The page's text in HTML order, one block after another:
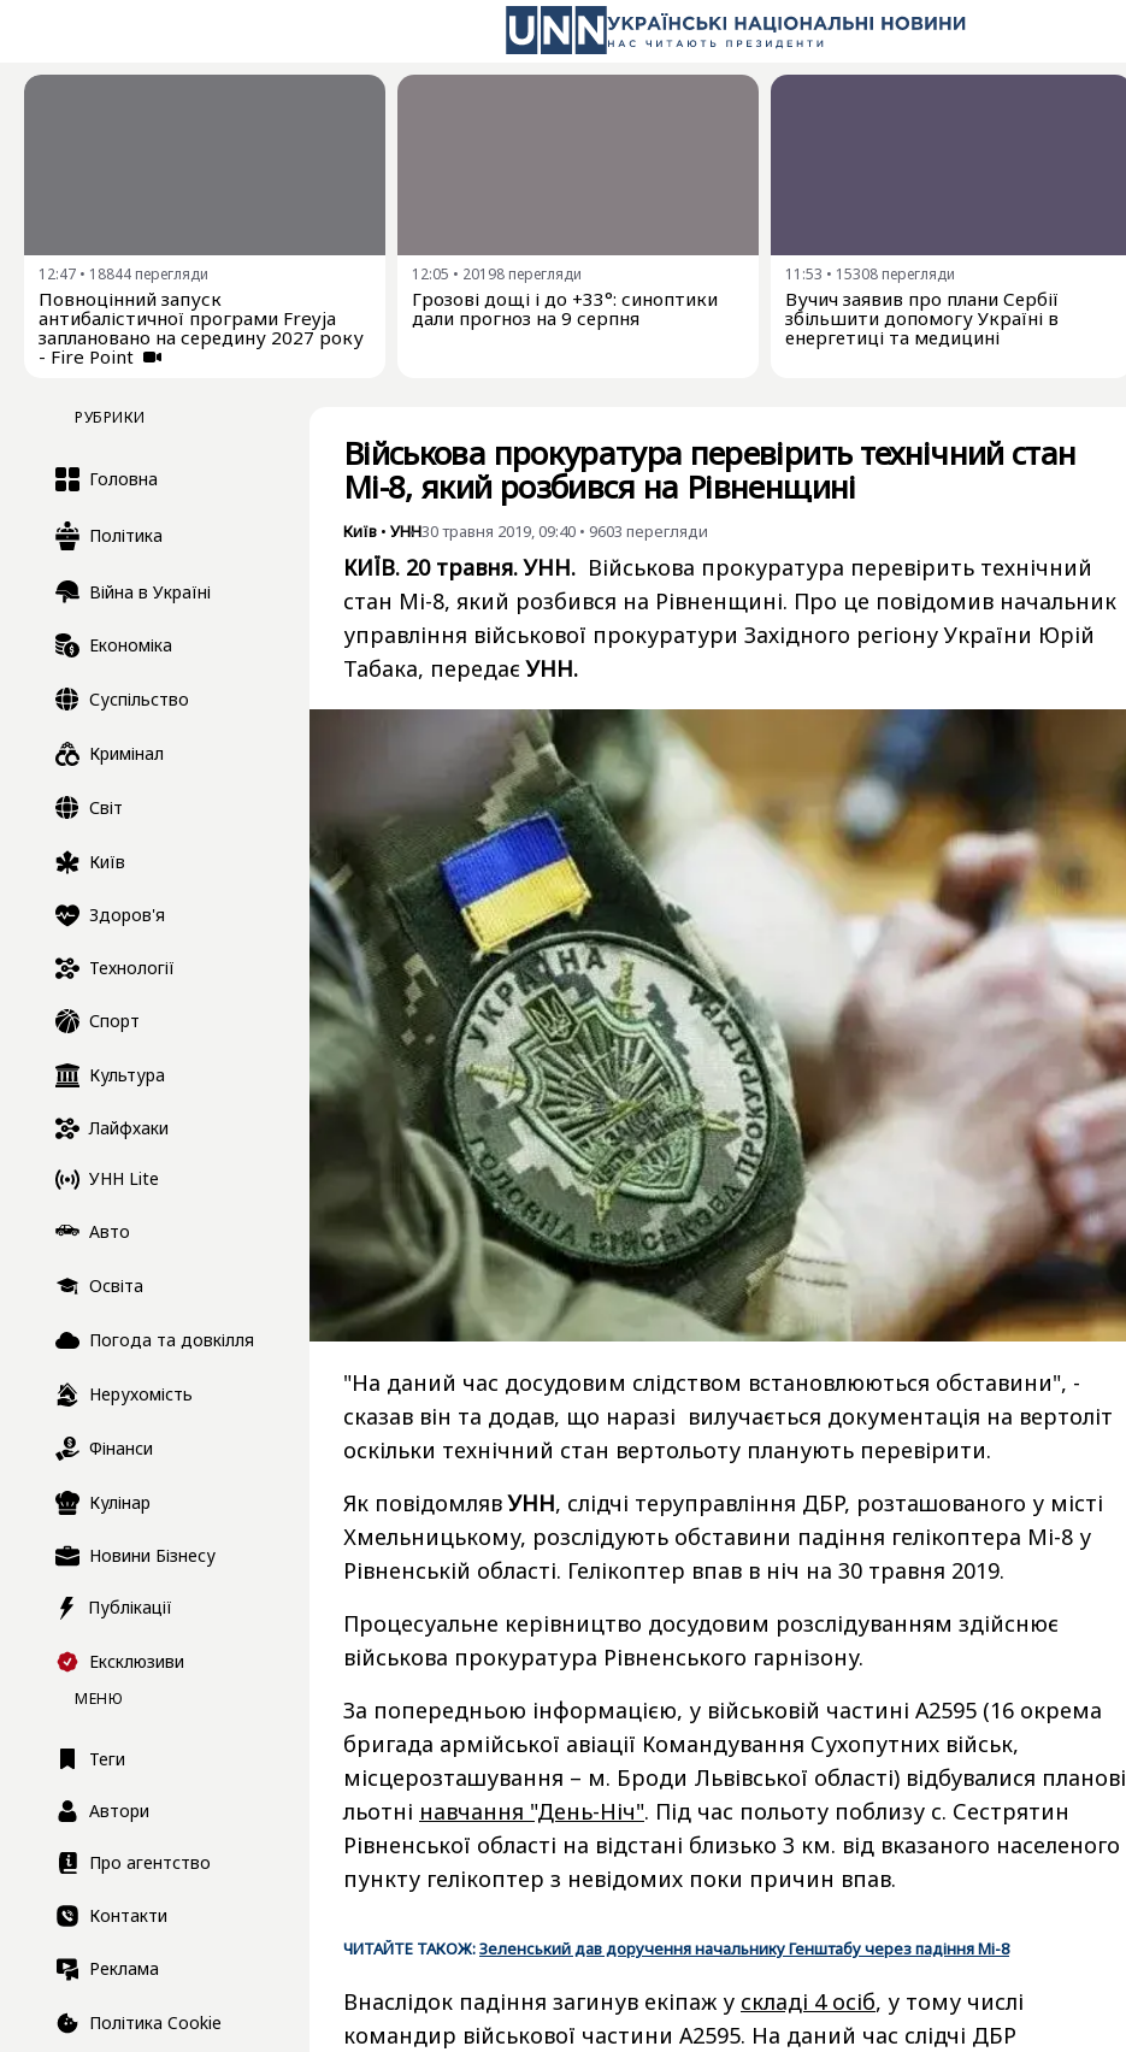
12:47 • 18844 перегляди
Повноцінний запуск
антибалістичної програми Freyja
заплановано на середину 2027 року
- Fire Point
12:05 • 20198 перегляди
Грозові дощі і до +33°: синоптики
дали прогноз на 9 серпня
11:53 • 15308 перегляди
Вучич заявив про плани Сербії
збільшити допомогу Україні в
енергетиці та медицині
РУБРИКИ
Головна
Політика
Війна в Україні
Економіка
Суспільство
Кримінал
Світ
Київ
Здоров'я
Технології
Спорт
Культура
Лайфхаки
УНН Lite
Авто
Освіта
Погода та довкілля
Нерухомість
Фінанси
Кулінар
Новини Бізнесу
Публікації
Ексклюзиви
МЕНЮ
Теги
Автори
Про агентство
Контакти
Реклама
Політика Cookie
Військова прокуратура перевірить технічний стан
Мі-8, який розбився на Рівненщині
Київ • УНН30 травня 2019, 09:40 • 9603 перегляди
КИЇВ. 20 травня. УНН. Військова прокуратура перевірить технічний
стан Мі-8, який розбився на Рівненщині. Про це повідомив начальник
управління військової прокуратури Західного регіону України Юрій
Табака, передаєУНН.
"На даний час досудовим слідством встановлюються обставини", -
сказав він та додав, що наразі вилучається документація на вертоліт
оскільки технічний стан вертольоту планують перевірити.
Як повідомлявУНН, слідчі теруправління ДБР, розташованого у місті
Хмельницькому, розслідують обставини падіння гелікоптера Мі-8 у
Рівненській області. Гелікоптер впав в ніч на 30 травня 2019.
Процесуальне керівництво досудовим розслідуванням здійснює
військова прокуратура Рівненського гарнізону.
За попередньою інформацією, у військовій частині А2595 (16 окрема
бригада армійської авіації Командування Сухопутних військ,
місцерозташування – м. Броди Львівської області) відбувалися планові
льотні навчання "День-Ніч". Під час польоту поблизу с. Сестрятин
Рівненської області на відстані близько 3 км. від вказаного населеного
пункту гелікоптер з невідомих поки причин впав.
ЧИТАЙТЕ ТАКОЖ:Зеленський дав доручення начальнику Генштабу через падіння Мі-8
Внаслідок падіння загинув екіпаж у складі 4 осіб, у тому числі
командир військової частини А2595. На даний час слідчі ДБР